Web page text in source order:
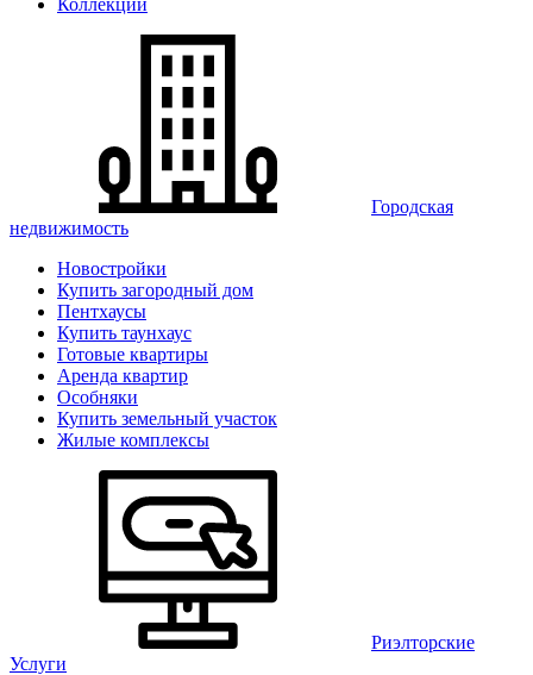
Коллекции
Городская
недвижимость
Новостройки
Купить загородный дом
Пентхаусы
Купить таунхаус
Готовые квартиры
Аренда квартир
Особняки
Купить земельный участок
Жилые комплексы
Риэлторские
Услуги